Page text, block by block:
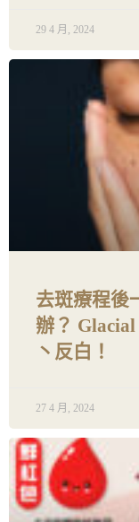
29 4 月, 2024
去斑療程後
辦？
丶反白！
27 4 月, 2024